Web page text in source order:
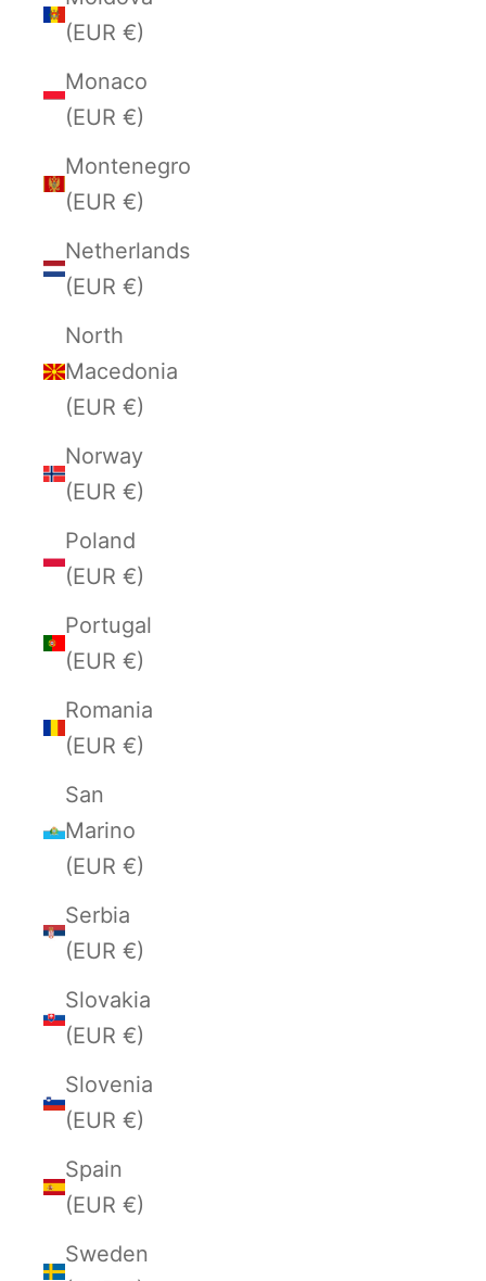
(EUR €)
Monaco
(EUR €)
Montenegro
(EUR €)
Netherlands
(EUR €)
North
Macedonia
(EUR €)
Norway
(EUR €)
Poland
(EUR €)
Portugal
(EUR €)
Romania
(EUR €)
San
Marino
(EUR €)
Serbia
(EUR €)
Slovakia
(EUR €)
Slovenia
(EUR €)
Spain
(EUR €)
Sweden